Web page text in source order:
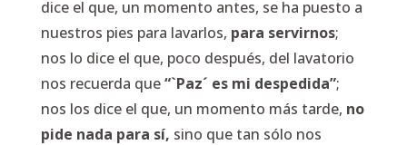
dice el que, un momento antes, se ha puesto a
nuestros pies para lavarlos, para servirnos;
nos lo dice el que, poco después, del lavatorio
nos recuerda que“`Paz´ es mi despedida”;
nos los dice el que, un momento más tarde, no
pide nada para sí, sino que tan sólo nos